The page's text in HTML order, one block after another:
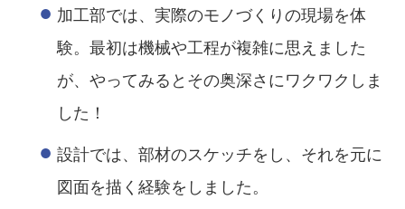
加工部では、実際のモノづくりの現場を体
験。最初は機械や工程が複雑に思えました
が、やってみるとその奥深さにワクワクしま
した！
設計では、部材のスケッチをし、それを元に
図面を描く経験をしました。